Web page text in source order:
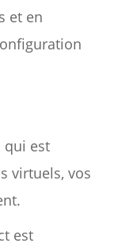
et en
qui est
virtuels, vos
est